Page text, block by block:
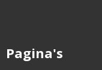
Pagina's